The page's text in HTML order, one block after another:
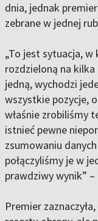
dnia, jednak
zebrane w jednej
„To jest sytuacja,
rozdzieloną na
jedną, wychodzi
wszystkie pozycje,
właśnie zrobiliśmy
istnieć pewne
zsumowaniu
połączyliśmy je w
prawdziwy wynik” –
Premier